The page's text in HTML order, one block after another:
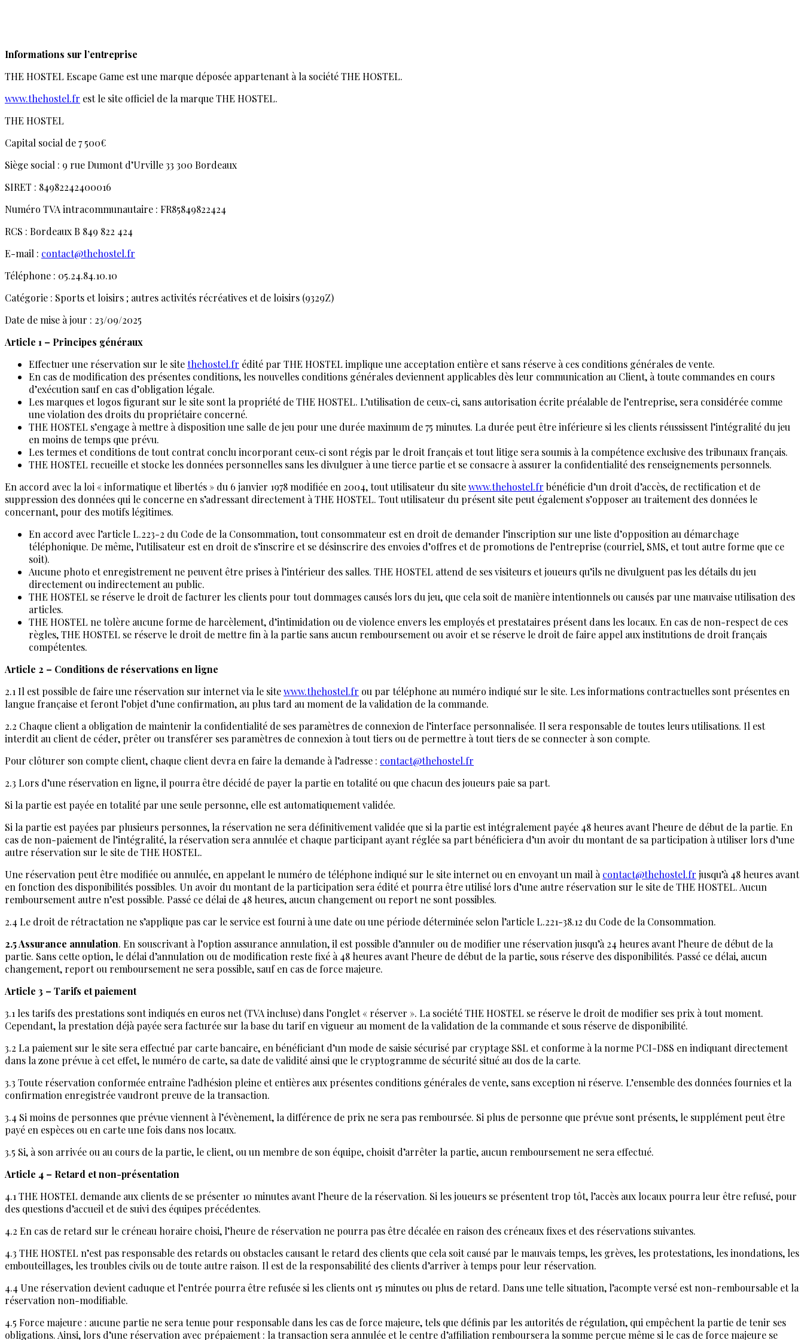
Informations sur l’entreprise
THE HOSTEL Escape Game est une marque déposée appartenant à la société THE HOSTEL.
www.thehostel.fr est le site officiel de la marque THE HOSTEL.
THE HOSTEL
Capital social de 7 500€
Siège social : 9 rue Dumont d’Urville 33 300 Bordeaux
SIRET : 84982242400016
Numéro TVA intracommunautaire : FR85849822424
RCS : Bordeaux B 849 822 424
E-mail : contact@thehostel.fr
Téléphone : 05.24.84.10.10
Catégorie : Sports et loisirs ; autres activités récréatives et de loisirs (9329Z)
Date de mise à jour : 23/09/2025
Article 1 – Principes généraux
Effectuer une réservation sur le sitethehostel.fr édité par THE HOSTEL implique une acceptation entière et sans réserve à ces conditions générales de vente.
En cas de modification des présentes conditions, les nouvelles conditions générales deviennent applicables dès leur communication au Client, à toute commandes en cours
d’exécution sauf en cas d’obligation légale.
Les marques et logos figurant sur le site sont la propriété de THE HOSTEL. L’utilisation de ceux-ci, sans autorisation écrite préalable de l’entreprise, sera considérée comme
une violation des droits du propriétaire concerné.
THE HOSTEL s’engage à mettre à disposition une salle de jeu pour une durée maximum de 75 minutes. La durée peut être inférieure si les clients réussissent l’intégralité du jeu
en moins de temps que prévu.
Les termes et conditions de tout contrat conclu incorporant ceux-ci sont régis par le droit français et tout litige sera soumis à la compétence exclusive des tribunaux français.
THE HOSTEL recueille et stocke les données personnelles sans les divulguer à une tierce partie et se consacre à assurer la confidentialité des renseignements personnels.
En accord avec la loi « informatique et libertés » du 6 janvier 1978 modifiée en 2004, tout utilisateur du sitewww.thehostel.fr bénéficie d’un droit d’accès, de rectification et de
suppression des données qui le concerne en s’adressant directement à THE HOSTEL. Tout utilisateur du présent site peut également s’opposer au traitement des données le
concernant, pour des motifs légitimes.
En accord avec l’article L.223-2 du Code de la Consommation, tout consommateur est en droit de demander l’inscription sur une liste d’opposition au démarchage
téléphonique. De même, l’utilisateur est en droit de s’inscrire et se désinscrire des envoies d’offres et de promotions de l’entreprise (courriel, SMS, et tout autre forme que ce
soit).
Aucune photo et enregistrement ne peuvent être prises à l’intérieur des salles. THE HOSTEL attend de ses visiteurs et joueurs qu’ils ne divulguent pas les détails du jeu
directement ou indirectement au public.
THE HOSTEL se réserve le droit de facturer les clients pour tout dommages causés lors du jeu, que cela soit de manière intentionnels ou causés par une mauvaise utilisation des
articles.
THE HOSTEL ne tolère aucune forme de harcèlement, d’intimidation ou de violence envers les employés et prestataires présent dans les locaux. En cas de non-respect de ces
règles, THE HOSTEL se réserve le droit de mettre fin à la partie sans aucun remboursement ou avoir et se réserve le droit de faire appel aux institutions de droit français
compétentes.
Article 2 – Conditions de réservations en ligne
2.1 Il est possible de faire une réservation sur internet via le sitewww.thehostel.fr ou par téléphone au numéro indiqué sur le site. Les informations contractuelles sont présentes en
langue française et feront l’objet d’une confirmation, au plus tard au moment de la validation de la commande.
2.2 Chaque client a obligation de maintenir la confidentialité de ses paramètres de connexion de l’interface personnalisée. Il sera responsable de toutes leurs utilisations. Il est
interdit au client de céder, prêter ou transférer ses paramètres de connexion à tout tiers ou de permettre à tout tiers de se connecter à son compte.
Pour clôturer son compte client, chaque client devra en faire la demande à l’adresse : contact@thehostel.fr
2.3 Lors d’une réservation en ligne, il pourra être décidé de payer la partie en totalité ou que chacun des joueurs paie sa part.
Si la partie est payée en totalité par une seule personne, elle est automatiquement validée.
Si la partie est payées par plusieurs personnes, la réservation ne sera définitivement validée que si la partie est intégralement payée 48 heures avant l’heure de début de la partie. En
cas de non-paiement de l’intégralité, la réservation sera annulée et chaque participant ayant réglée sa part bénéficiera d’un avoir du montant de sa participation à utiliser lors d’une
autre réservation sur le site de THE HOSTEL.
Une réservation peut être modifiée ou annulée, en appelant le numéro de téléphone indiqué sur le site internet ou en envoyant un mail àcontact@thehostel.fr jusqu’à 48 heures avant
en fonction des disponibilités possibles. Un avoir du montant de la participation sera édité et pourra être utilisé lors d’une autre réservation sur le site de THE HOSTEL. Aucun
remboursement autre n’est possible. Passé ce délai de 48 heures, aucun changement ou report ne sont possibles.
2.4 Le droit de rétractation ne s’applique pas car le service est fourni à une date ou une période déterminée selon l’article L.221-38.12 du Code de la Consommation.
2.5 Assurance annulation. En souscrivant à l’option assurance annulation, il est possible d’annuler ou de modifier une réservation jusqu’à 24 heures avant l’heure de début de la
partie. Sans cette option, le délai d’annulation ou de modification reste fixé à 48 heures avant l’heure de début de la partie, sous réserve des disponibilités. Passé ce délai, aucun
changement, report ou remboursement ne sera possible, sauf en cas de force majeure.
Article 3 – Tarifs et paiement
3.1 les tarifs des prestations sont indiqués en euros net (TVA incluse) dans l’onglet « réserver ». La société THE HOSTEL se réserve le droit de modifier ses prix à tout moment.
Cependant, la prestation déjà payée sera facturée sur la base du tarif en vigueur au moment de la validation de la commande et sous réserve de disponibilité.
3.2 La paiement sur le site sera effectué par carte bancaire, en bénéficiant d’un mode de saisie sécurisé par cryptage SSL et conforme à la norme PCI-DSS en indiquant directement
dans la zone prévue à cet effet, le numéro de carte, sa date de validité ainsi que le cryptogramme de sécurité situé au dos de la carte.
3.3 Toute réservation conformée entraîne l’adhésion pleine et entières aux présentes conditions générales de vente, sans exception ni réserve. L’ensemble des données fournies et la
confirmation enregistrée vaudront preuve de la transaction.
3.4 Si moins de personnes que prévue viennent à l’évènement, la différence de prix ne sera pas remboursée. Si plus de personne que prévue sont présents, le supplément peut être
payé en espèces ou en carte une fois dans nos locaux.
3.5 Si, à son arrivée ou au cours de la partie, le client, ou un membre de son équipe, choisit d’arrêter la partie, aucun remboursement ne sera effectué.
Article 4 – Retard et non-présentation
4.1 THE HOSTEL demande aux clients de se présenter 10 minutes avant l’heure de la réservation. Si les joueurs se présentent trop tôt, l’accès aux locaux pourra leur être refusé, pour
des questions d’accueil et de suivi des équipes précédentes.
4.2 En cas de retard sur le créneau horaire choisi, l’heure de réservation ne pourra pas être décalée en raison des créneaux fixes et des réservations suivantes.
4.3 THE HOSTEL n’est pas responsable des retards ou obstacles causant le retard des clients que cela soit causé par le mauvais temps, les grèves, les protestations, les inondations, les
embouteillages, les troubles civils ou de toute autre raison. Il est de la responsabilité des clients d’arriver à temps pour leur réservation.
4.4 Une réservation devient caduque et l’entrée pourra être refusée si les clients ont 15 minutes ou plus de retard. Dans une telle situation, l’acompte versé est non-remboursable et la
réservation non-modifiable.
4.5 Force majeure : aucune partie ne sera tenue pour responsable dans les cas de force majeure, tels que définis par les autorités de régulation, qui empêchent la partie de tenir ses
obligations. Ainsi, lors d’une réservation avec prépaiement : la transaction sera annulée et le centre d’affiliation remboursera la somme perçue même si le cas de force majeure se